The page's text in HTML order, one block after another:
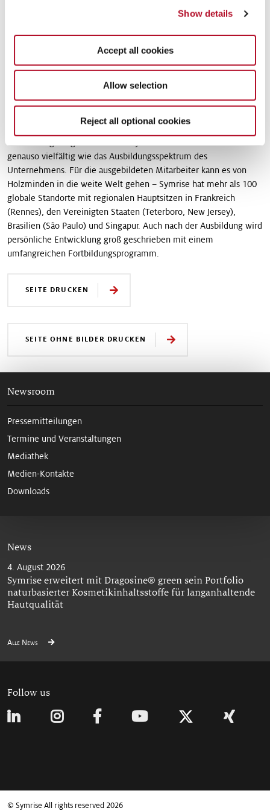
Show details
Accept all cookies
Allow selection
Reject all optional cookies
Logistikdienstleistung) ist das Seminar eine gute Gelegenheit, die
Symrise-Werte Kreativität, Exzellenz, Mehrwert, Integrität,
Nachhaltigkeit und Engagement zu vermitteln. „Jeder von uns
wird seine Azubis bestmöglich unterstützen. Wir legen großen
Wert auf gegenseitige Wertschätzung und das partnerschaftliche
Miteinander“, sagt Petra Brychcy. Die Ausbilder sind überzeugt,
Daher weisen sie ausdrücklich auf die zahlreichen
genauso vielfältig wie das Ausbildungsspektrum des
Unternehmens. Für die ausgebildeten Mitarbeiter kann es von
Holzminden in die weite Welt gehen – Symrise hat mehr als 100
globale Standorte mit regionalen Hauptsitzen in Frankreich
(Rennes), den Vereinigten Staaten (Teterboro, New Jersey),
Brasilien (São Paulo) und Singapur. Auch nach der Ausbildung wird
persönliche Entwicklung groß geschrieben mit einem
umfangreichen Fortbildungsprogramm.
SEITE DRUCKEN
SEITE OHNE BILDER DRUCKEN
Newsroom
Pressemitteilungen
Termine und Veranstaltungen
Mediathek
Medien-Kontakte
Downloads
News
4. August 2026
Symrise erweitert mit Dragosine® green sein Portfolio
naturbasierter Kosmetikinhaltsstoffe für langanhaltende
Hautqualität
Alle News
Follow us
© Symrise All rights reserved 2026